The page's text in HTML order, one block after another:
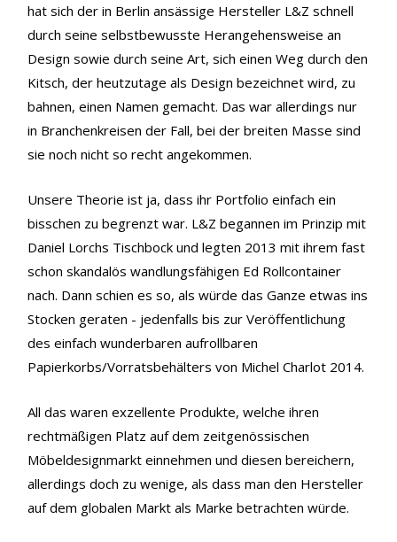
hat sich der in Berlin ansässige Hersteller L&Z schnell
durch seine selbstbewusste Herangehensweise an
Design sowie durch seine Art, sich einen Weg durch den
Kitsch, der heutzutage als Design bezeichnet wird, zu
bahnen, einen Namen gemacht. Das war allerdings nur
in Branchenkreisen der Fall, bei der breiten Masse sind
sie noch nicht so recht angekommen.
Unsere Theorie ist ja, dass ihr Portfolio einfach ein
bisschen zu begrenzt war. L&Z begannen im Prinzip mit
Daniel Lorchs Tischbock und legten 2013 mit ihrem fast
schon skandalös wandlungsfähigen Ed Rollcontainer
nach. Dann schien es so, als würde das Ganze etwas ins
Stocken geraten - jedenfalls bis zur Veröffentlichung
des einfach wunderbaren aufrollbaren
Papierkorbs/Vorratsbehälters von Michel Charlot 2014.
All das waren exzellente Produkte, welche ihren
rechtmäßigen Platz auf dem zeitgenössischen
Möbeldesignmarkt einnehmen und diesen bereichern,
allerdings doch zu wenige, als dass man den Hersteller
auf dem globalen Markt als Marke betrachten würde.